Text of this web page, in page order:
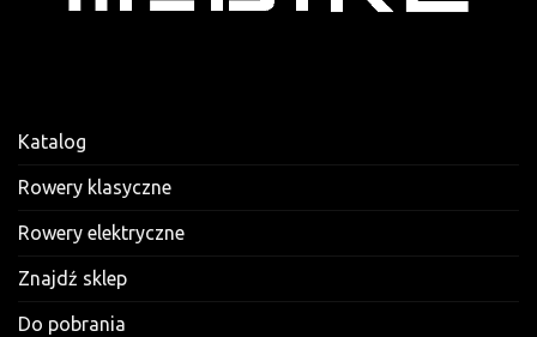
Katalog
Rowery klasyczne
Rowery elektryczne
Znajdź sklep
Do pobrania